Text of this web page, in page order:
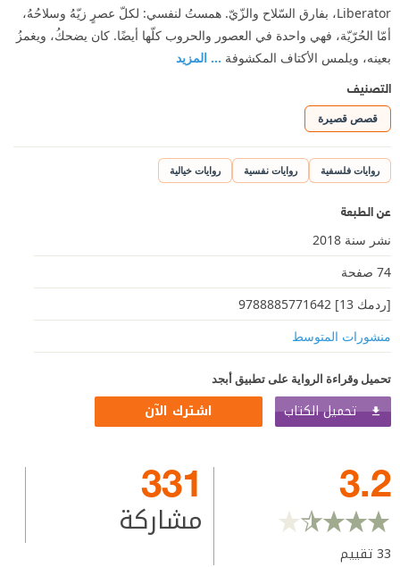
Liberator، بفارق السّلاح والزّيّ. همستُ لنفسي: لكلّ عصرٍ زيّهُ وسلاحُهُ،
أمّا الحُرّيّة، فهي واحدة في العصور والحروب كلّها أيضًا. كان يضحكُ، ويغمزُ
بعينه، ويلمس الأكتاف المكشوفة ... المزيد
التصنيف
قصص قصيرة
روايات فلسفية روايات نفسية روايات خيالية
عن الطبعة
نشر سنة 2018
74 صفحة
[ردمك 13] 9788885771642
منشورات المتوسط
تحميل وقراءة الرواية على تطبيق أبجد
تحميل الكتاب اشترك الآن
3.2
33تقييم
331
مشاركة